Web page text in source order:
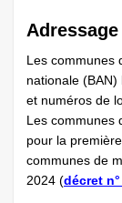
Adressage
Les communes
nationale
et numéros de
Les communes
pour la
communes de
2024 (décret